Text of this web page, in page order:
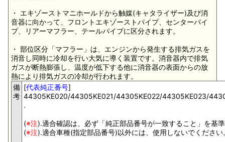
・ エキゾーストマニホールドから触媒(キャタライザー)及び消
音器に向かって、フロントエキゾーストパイプ、センターパイ
プ、リアーマフラー、テールパイプに区分されます。
・ 部位区分「マフラー」は、エンジンから発生する排気ガスを
消音し同時に冷却を行い大気に導く装置です。消音器内で排気
ガスが断熱膨張し、温度が低下する他に消音器の表面からの放
熱により排気ガスの冷却が行われます。
備
考
[代表純正番号]
44305KE020/44305KE021/44305KE022/44305KE023/
.
(※注).適合確認は、必ず「純正部品番号が一致すること」を基
(※注).適合車種(指定部品番号)以外には、使用しないでくださ